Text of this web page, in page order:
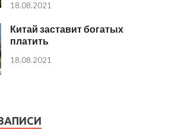
18.08.2021
Китай заставит богатых
платить
18.08.2021